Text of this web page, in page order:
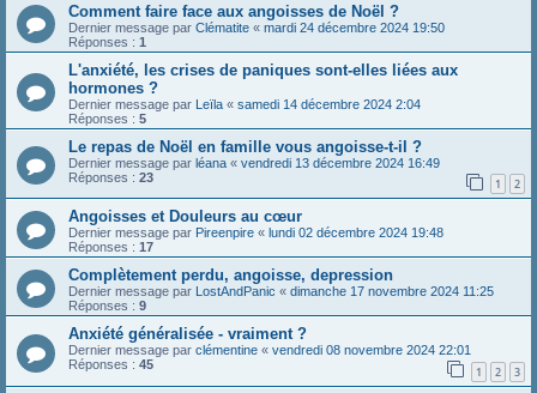
Comment faire face aux angoisses de Noël ?
Dernier message par Clématite « mardi 24 décembre 2024 19:50
Réponses : 1
L'anxiété, les crises de paniques sont-elles liées aux
hormones ?
Dernier message par Leïla « samedi 14 décembre 2024 2:04
Réponses : 5
Le repas de Noël en famille vous angoisse-t-il ?
Dernier message par léana « vendredi 13 décembre 2024 16:49
Réponses : 23 1 2
Angoisses et Douleurs au cœur
Dernier message par Pireenpire « lundi 02 décembre 2024 19:48
Réponses : 17
Complètement perdu, angoisse, depression
Dernier message par LostAndPanic « dimanche 17 novembre 2024 11:25
Réponses : 9
Anxiété généralisée - vraiment ?
Dernier message par clémentine « vendredi 08 novembre 2024 22:01
Réponses : 45 1 2 3